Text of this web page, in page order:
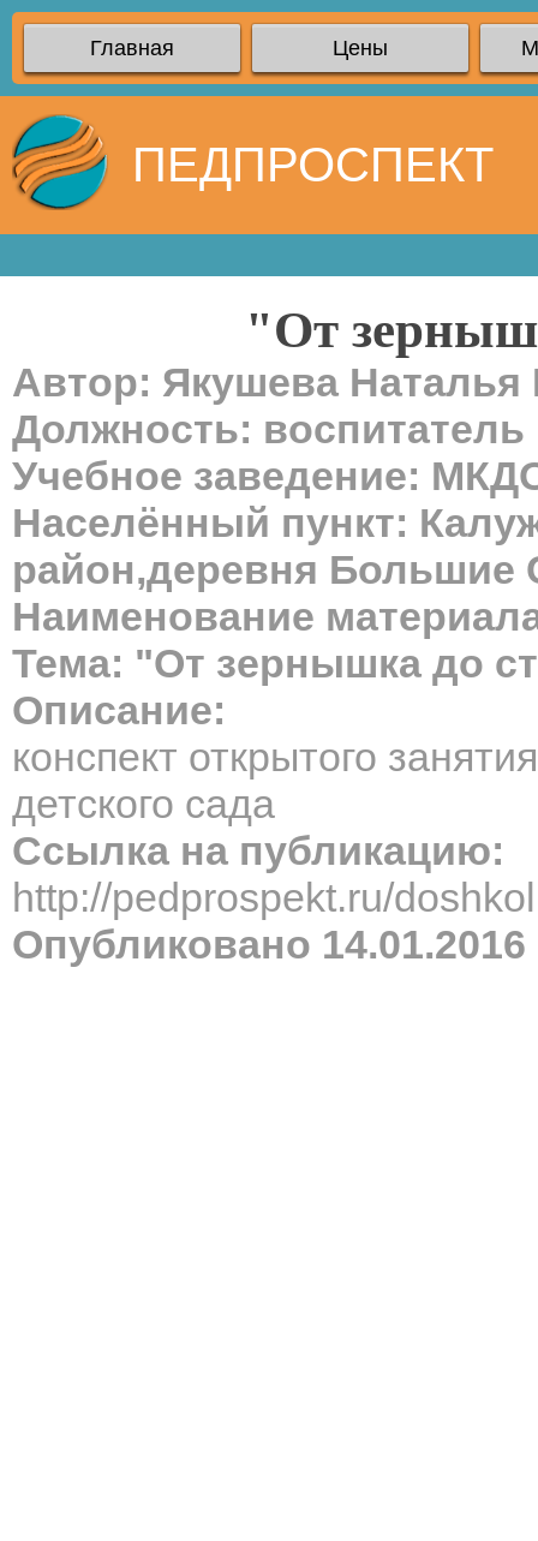
Главная Цены
ПЕДПРОСПЕКТ
"От
Автор: Якушева Наталья
Должность: воспитатель
Учебное заведение:
Населённый пункт:
район,деревня Большие
Наименование
Тема: "От зернышка до
Описание:
конспект открытого
детского сада
Ссылка на публикацию:
http://pedprospekt.ru/
Опубликовано 14.01.2016